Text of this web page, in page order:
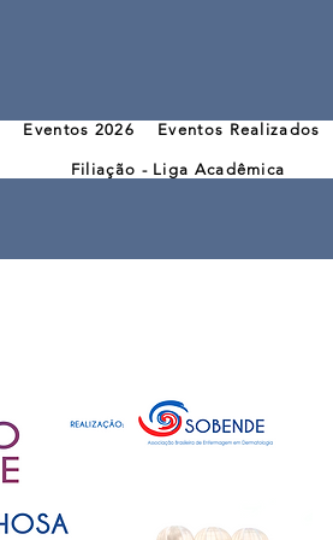
Eventos 2026 Eventos Realizados
Filiação - Liga Acadêmica